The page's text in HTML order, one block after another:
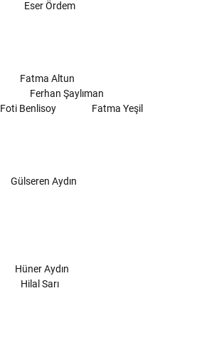
Eser Ördem
Fatma Altun
Ferhan Şaylıman
Foti Benlisoy Fatma Yeşil
Gülseren Aydın
Hüner Aydın
Hilal Sarı